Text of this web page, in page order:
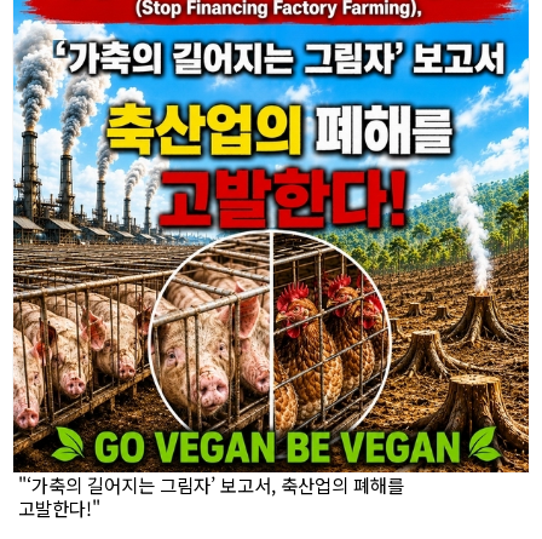
"‘가축의 길어지는 그림자’ 보고서, 축산업의 폐해를
고발한다!"